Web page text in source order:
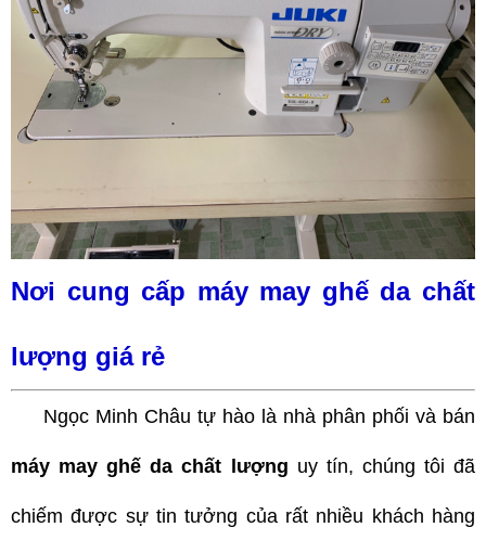
Nơi cung cấp máy may ghế da chất
lượng giá rẻ
Ngọc Minh Châu tự hào là nhà phân phối và bán
máy may ghế da chất lượng uy tín, chúng tôi đã
chiếm được sự tin tưởng của rất nhiều khách hàng